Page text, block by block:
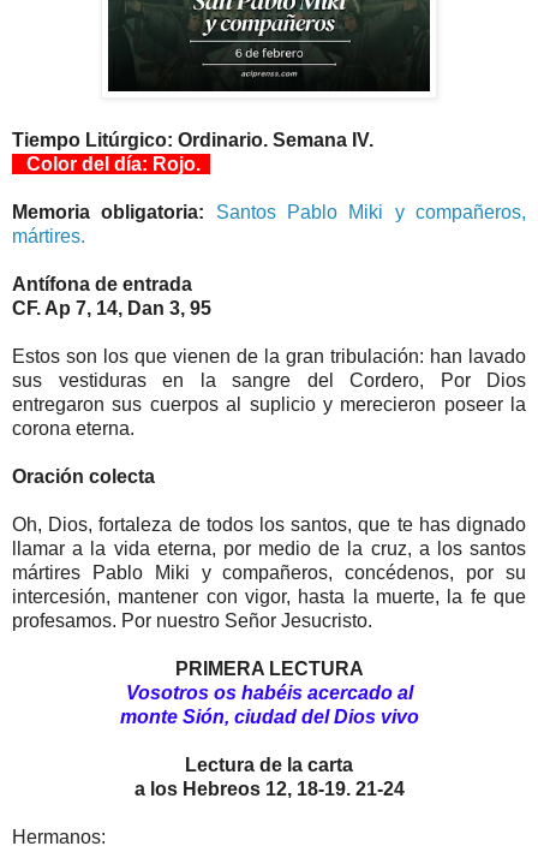
Tiempo Litúrgico: Ordinario. Semana IV.
Color del día: Rojo.
Memoria obligatoria:
Santos Pablo Miki y compañeros,
mártires.
Antífona de entrada
CF. Ap 7, 14, Dan 3, 95
Estos son los que vienen de la gran tribulación: han lavado
sus vestiduras en la sangre del Cordero, Por Dios
entregaron sus cuerpos al suplicio y merecieron poseer la
corona eterna.
Oración colecta
Oh, Dios, fortaleza de todos los santos, que te has dignado
llamar a la vida eterna, por medio de la cruz, a los santos
mártires Pablo Miki y compañeros, concédenos, por su
intercesión, mantener con vigor, hasta la muerte, la fe que
profesamos. Por nuestro Señor Jesucristo.
PRIMERA LECTURA
Vosotros os habéis acercado al
monte Sión, ciudad del Dios vivo
Lectura de la carta
a los Hebreos 12, 18-19. 21-24
Hermanos: